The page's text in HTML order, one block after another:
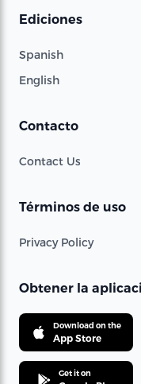
Ediciones
Spanish
English
Contacto
Contact Us
Términos de uso
Privacy Policy
Obtener la
Download on the
App Store
Get it on